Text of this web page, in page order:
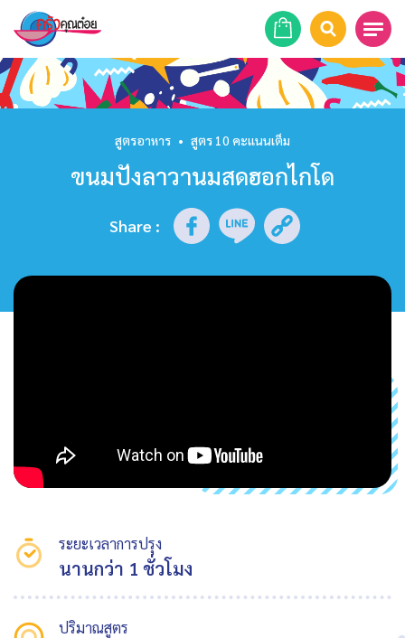
หน้าแรก
ร้านอาหาร
รายการย้อนหลัง
สูตรอาหาร • สูตร 10 คะแนนเต็ม
ขนมปังลาวานมสดฮอกไกโด
Share :
ระยะเวลาการปรุง
นานกว่า 1 ชั่วโมง
ปริมาณสูตร